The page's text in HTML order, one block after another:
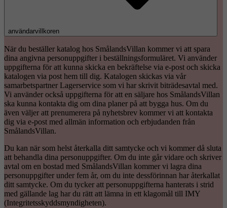
användarvillkoren
När du beställer katalog hos SmålandsVillan kommer vi att spara
dina angivna personuppgifter i beställningsformuläret. Vi använder
uppgifterna för att kunna skicka en bekräftelse via e-post och skicka
katalogen via post hem till dig. Katalogen skickas via vår
samarbetspartner Lagerservice som vi har skrivit biträdesavtal med.
Vi använder också uppgifterna för att en säljare hos SmålandsVillan
ska kunna kontakta dig om dina planer på att bygga hus. Om du
även väljer att prenumerera på nyhetsbrev kommer vi att kontakta
dig via e-post med allmän information och erbjudanden från
SmålandsVillan.
Du kan när som helst återkalla ditt samtycke och vi kommer då sluta
att behandla dina personuppgifter. Om du inte går vidare och skriver
avtal om en bostad med SmålandsVillan kommer vi lagra dina
personuppgifter under fem år, om du inte dessförinnan har återkallat
ditt samtycke. Om du tycker att personuppgifterna hanterats i strid
med gällande lag har du rätt att lämna in ett klagomål till IMY
(Integritetsskyddsmyndigheten).